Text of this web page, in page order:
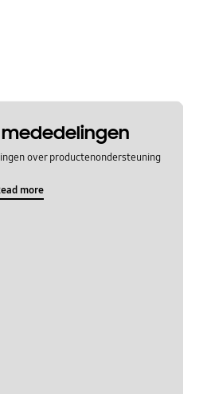
over productenondersteuning
more